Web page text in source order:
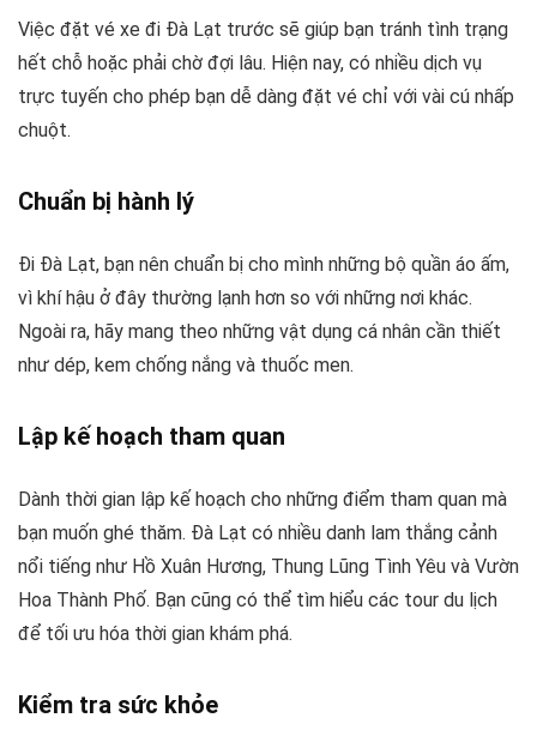
Việc đặt vé xe đi Đà Lạt trước sẽ giúp bạn tránh tình trạng
hết chỗ hoặc phải chờ đợi lâu. Hiện nay, có nhiều dịch vụ
trực tuyến cho phép bạn dễ dàng đặt vé chỉ với vài cú nhấp
chuột.
Chuẩn bị hành lý
Đi Đà Lạt, bạn nên chuẩn bị cho mình những bộ quần áo ấm,
vì khí hậu ở đây thường lạnh hơn so với những nơi khác.
Ngoài ra, hãy mang theo những vật dụng cá nhân cần thiết
như dép, kem chống nắng và thuốc men.
Lập kế hoạch tham quan
Dành thời gian lập kế hoạch cho những điểm tham quan mà
bạn muốn ghé thăm. Đà Lạt có nhiều danh lam thắng cảnh
nổi tiếng như Hồ Xuân Hương, Thung Lũng Tình Yêu và Vườn
Hoa Thành Phố. Bạn cũng có thể tìm hiểu các tour du lịch
để tối ưu hóa thời gian khám phá.
Kiểm tra sức khỏe